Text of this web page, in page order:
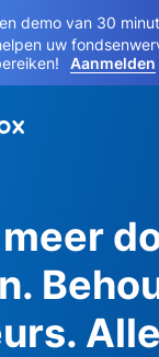
demo van 30
uw
Aanmelden